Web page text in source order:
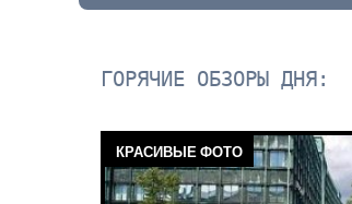
ГОРЯЧИЕ ОБЗОРЫ ДНЯ:
КРАСИВЫЕ ФОТО